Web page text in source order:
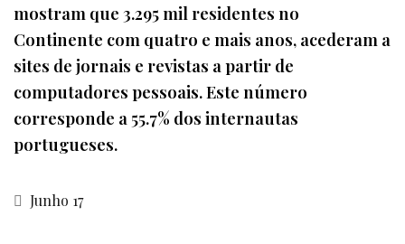
mostram que 3.295 mil residentes no
Continente com quatro e mais anos, acederam a
sites de jornais e revistas a partir de
computadores pessoais. Este número
corresponde a 55.7% dos internautas
portugueses.
Junho 17